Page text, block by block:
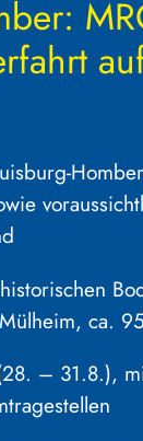
ca.
– 31.8.),